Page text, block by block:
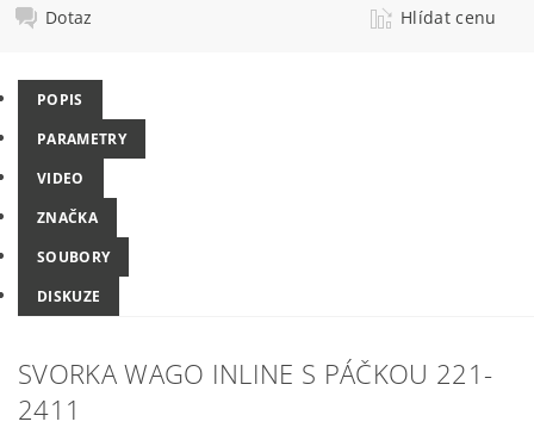
Dotaz
Hlídat cenu
POPIS
PARAMETRY
VIDEO
ZNAČKA
SOUBORY
DISKUZE
SVORKA WAGO INLINE S PÁČKOU 221-
2411